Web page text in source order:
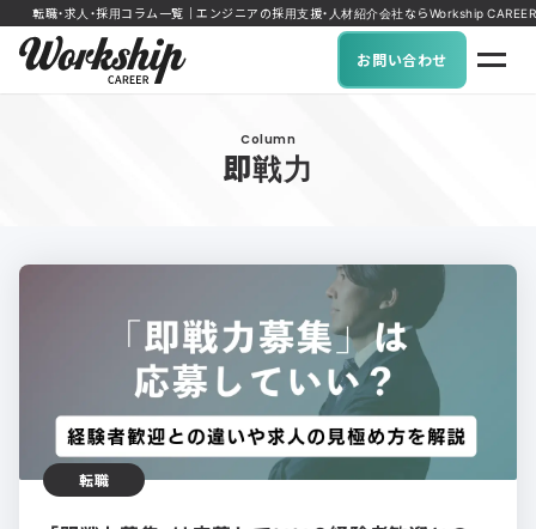
転職・求人・採用コラム一覧｜エンジニアの採用支援・人材紹介会社ならWorkship CAREER
お問い合わせ
Column
即戦力
転職